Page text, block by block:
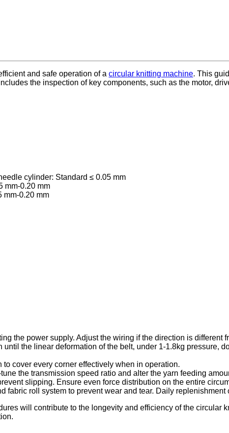
and safe operation of a circular knitting machine. This
the inspection of key components, such as the motor,
cylinder: Standard ≤ 0.05 mm
mm-0.20 mm
mm-0.20 mm
the power supply. Adjust the wiring if the direction is different
the linear deformation of the belt, under 1-1.8kg pressure,
cover every corner effectively when in operation.
the transmission speed ratio and alter the yarn feeding
slipping. Ensure even force distribution on the entire
fabric roll system to prevent wear and tear. Daily
will contribute to the longevity and efficiency of the circular